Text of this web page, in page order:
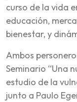
curso de la vida
educación,
bienestar, y
Ambos
Seminario “Una
estudio de la
junto a Paulo